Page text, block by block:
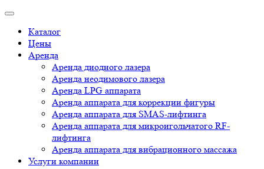
Каталог
Цены
Аренда
Аренда диодного лазера
Аренда неодимового лазера
Аренда LPG аппарата
Аренда аппарата для коррекции фигуры
Аренда аппарата для SMAS-лифтинга
Аренда аппарата для микроигольчатого RF-
лифтинга
Аренда аппарата для вибрационного массажа
Услуги компании